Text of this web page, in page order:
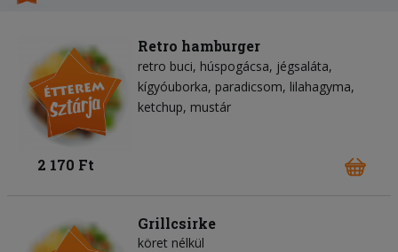
Retro hamburger
retro buci húspogácsa jégsaláta
kígyóuborka paradicsom lilahagyma
ketchup mustár
2 170 Ft
Grillcsirke
köret nélkül